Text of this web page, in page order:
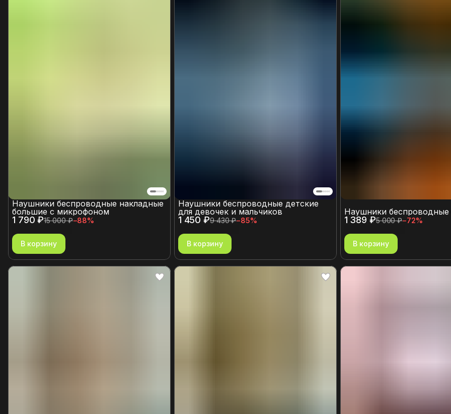
1 790 ₽15 000 ₽−88%
Наушники беспроводные накладные
большие с микрофоном
В корзину
1 450 ₽9 430 ₽−85%
Наушники беспроводные детские
для девочек и мальчиков
В корзину
1 389 ₽5 000 ₽−72%
Наушники беспроводные
В корзину